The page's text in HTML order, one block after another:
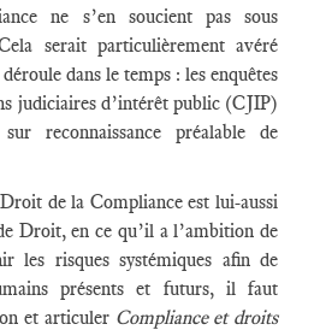
ne s’en soucient pas sous
serait particulièrement avéré
dans le temps : les enquêtes
judiciaires d’intérêt public (CJIP)
reconnaissance préalable de
de la Compliance est lui-aussi
Droit, en ce qu’il a l’ambition de
les risques systémiques afin de
présents et futurs, il faut
et articuler Compliance et droits